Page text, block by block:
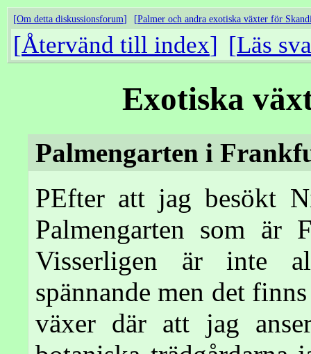
Om detta diskussionsforum Palmer och andra exotiska växter för
Återvänd till index Läs
Exotiska
Palmengarten i
PEfter att jag besökt
Palmengarten som är
Visserligen är inte
spännande men det
växer där att jag